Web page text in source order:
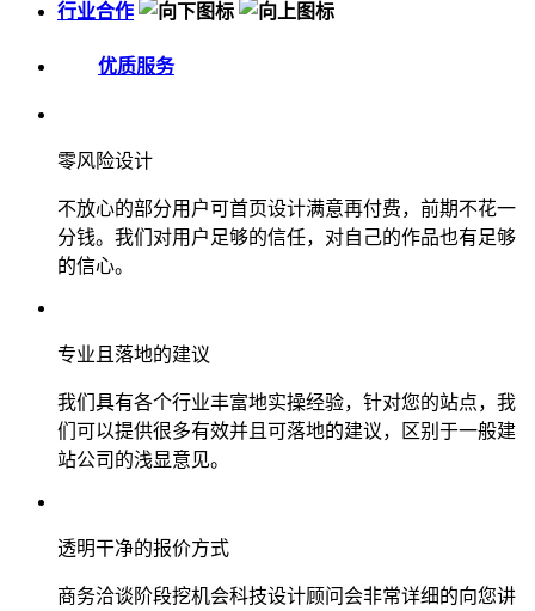
行业合作
优质服务
零风险设计
不放心的部分用户可首页设计满意再付费，前期不花一
分钱。我们对用户足够的信任，对自己的作品也有足够
的信心。
专业且落地的建议
我们具有各个行业丰富地实操经验，针对您的站点，我
们可以提供很多有效并且可落地的建议，区别于一般建
站公司的浅显意见。
透明干净的报价方式
商务洽谈阶段挖机会科技设计顾问会非常详细的向您讲